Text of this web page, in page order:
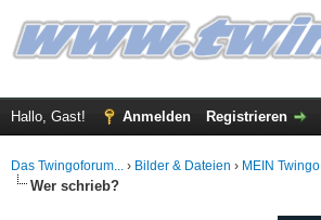
Hallo, Gast! Anmelden Registrieren
Das Twingoforum... › Bilder & Dateien › MEIN Twingo I
Wer schrieb?